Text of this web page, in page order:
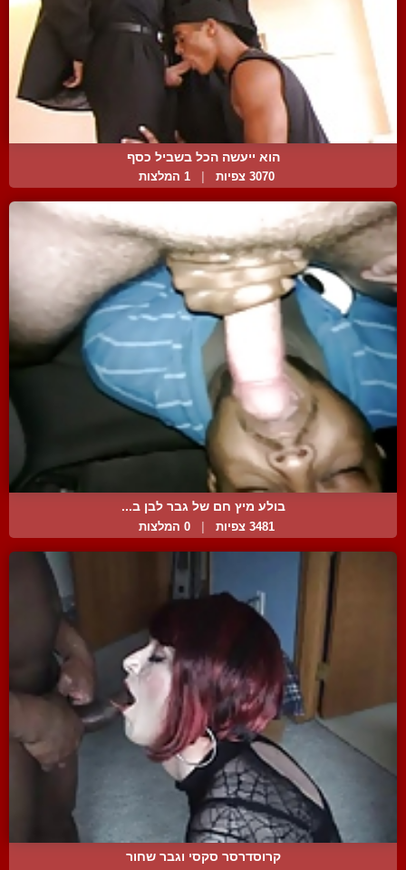
הוא ייעשה הכל בשביל כסף
3070 צפיות 1 המלצות
בולע מיץ חם של גבר לבן ב...
3481 צפיות 0 המלצות
קרוסדרסר סקסי וגבר שחור